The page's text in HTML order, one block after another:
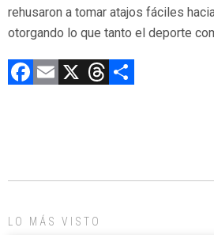
rehusaron a tomar atajos fáciles
otorgando lo que tanto el deporte
F
o
E X T
d ar
LO MÁS VISTO